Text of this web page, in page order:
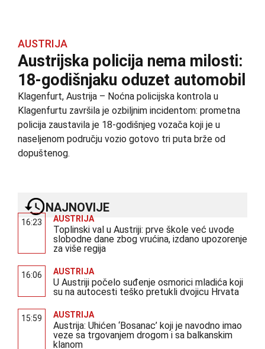
AUSTRIJA
Austrijska policija nema milosti:
18-godišnjaku oduzet automobil
Klagenfurt, Austrija – Noćna policijska kontrola u
Klagenfurtu završila je ozbiljnim incidentom: prometna
policija zaustavila je 18‑godišnjeg vozača koji je u
naseljenom području vozio gotovo tri puta brže od
dopuštenog.
NAJNOVIJE
16:23 AUSTRIJA
Toplinski val u Austriji: prve škole već uvode
slobodne dane zbog vrućina, izdano upozorenje
za više regija
16:06 AUSTRIJA
U Austriji počelo suđenje osmorici mladića koji
su na autocesti teško pretukli dvojicu Hrvata
15:59 AUSTRIJA
Austrija: Uhićen ‘Bosanac’ koji je navodno imao
veze sa trgovanjem drogom i sa balkanskim
klanom